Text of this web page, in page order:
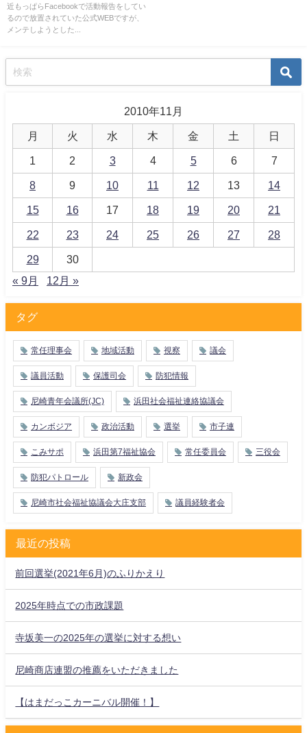
近もっぱらFacebookで活動報告をしてい
るので放置されていた公式WEBですが、
メンテしようとした...
2010年11月
月 火 水 木 金 土 日
1 2 3 4 5 6 7
8 9 10 11 12 13 14
15 16 17 18 19 20 21
22 23 24 25 26 27 28
29
30
« 9月
12月 »
タグ
常任理事会 地域活動 視察 議会
議員活動 保護司会 防犯情報
尼崎青年会議所(JC) 浜田社会福祉連絡協議会
カンボジア 政治活動 選挙 市子連
こみサポ 浜田第7福祉協会 常任委員会 三役会
防犯パトロール 新政会
尼崎市社会福祉協議会大庄支部 議員経験者会
最近の投稿
前回選挙(2021年6月)のふりかえり
2025年時点での市政課題
寺坂美一の2025年の選挙に対する想い
尼崎商店連盟の推薦をいただきました
【はまだっこカーニバル開催！】